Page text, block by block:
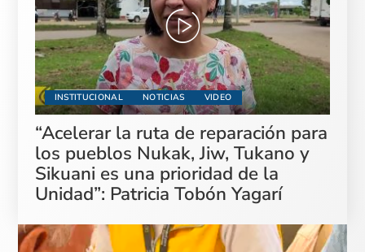
INSTITUCIONAL NOTICIAS VIDEO
“Acelerar la ruta de reparación para
los pueblos Nukak, Jiw, Tukano y
Sikuani es una prioridad de la
Unidad”: Patricia Tobón Yagarí